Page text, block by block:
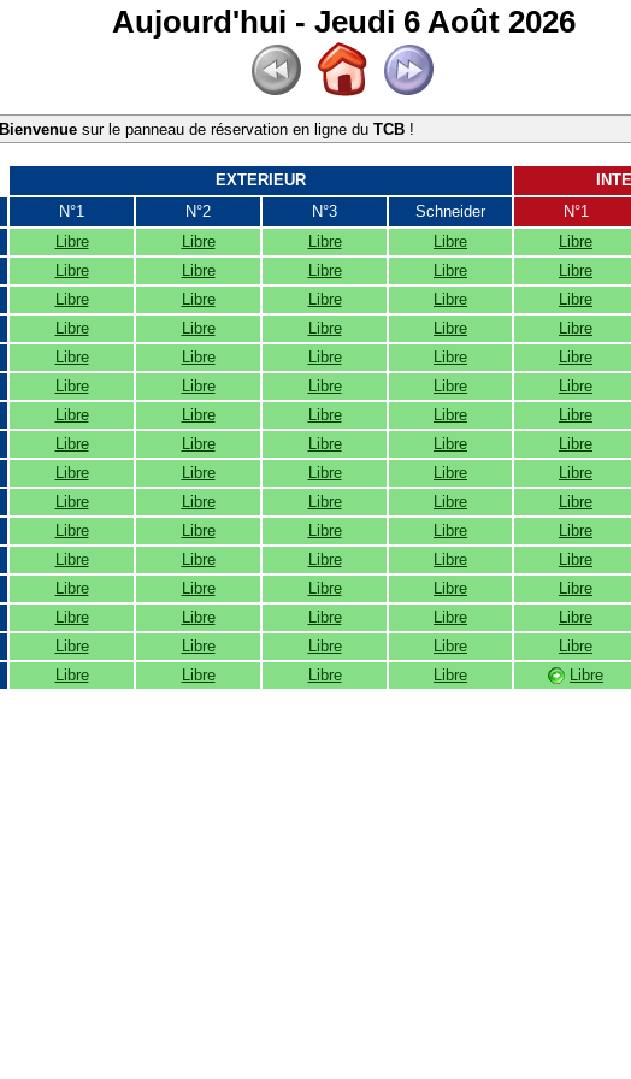
Aujourd'hui - Jeudi 6 Août 2026
Bienvenue sur le panneau de réservation en ligne du TCB !
EXTERIEUR
N°1
N°2 N°3 Schneider N°1
Libre Libre Libre Libre Libre
Libre Libre Libre Libre Libre
Libre Libre Libre Libre Libre
Libre Libre Libre Libre Libre
Libre Libre Libre Libre Libre
Libre Libre Libre Libre Libre
Libre Libre Libre Libre Libre
Libre Libre Libre Libre Libre
Libre Libre Libre Libre Libre
Libre Libre Libre Libre Libre
Libre Libre Libre Libre Libre
Libre Libre Libre Libre Libre
Libre Libre Libre Libre Libre
Libre Libre Libre Libre Libre
Libre Libre Libre Libre Libre
Libre Libre Libre Libre Libre